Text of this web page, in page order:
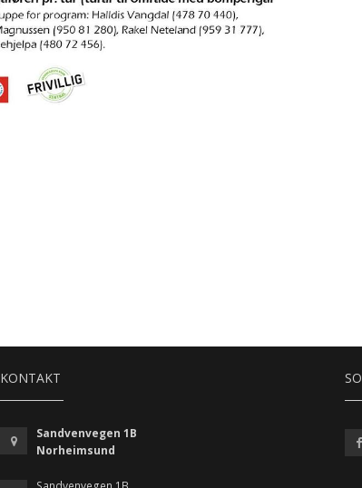
KONTAKT
Sandvenvegen 1B
Norheimsund